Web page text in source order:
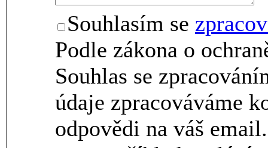
Souhlasím se
Podle zákona o
Souhlas se
údaje zpracováváme
odpovědi na váš